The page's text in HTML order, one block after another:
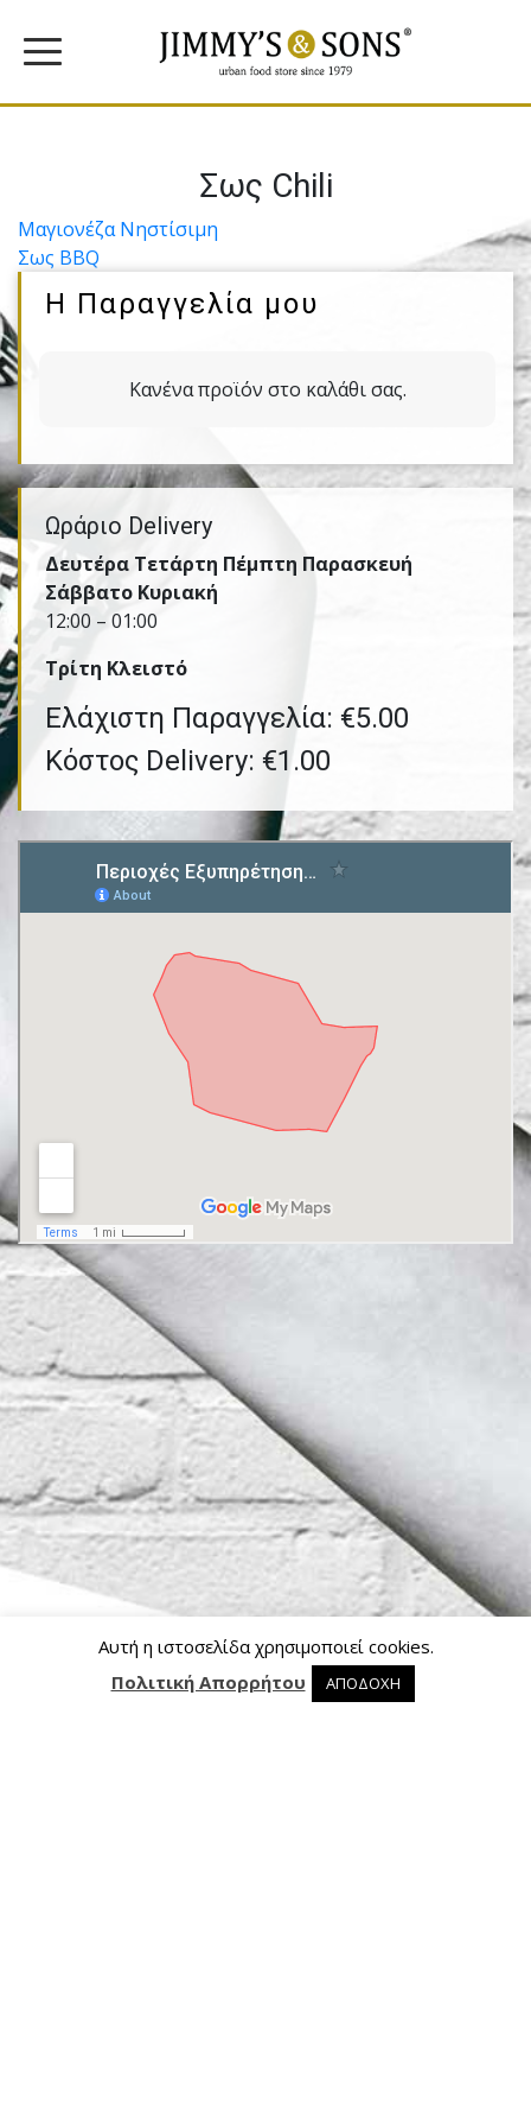
0 0 προϊόντα στο καλάθι
Σως Chili
Πλοήγηση
άρθρων
Μαγιονέζα Νηστίσιμη
Σως BBQ
Η Παραγγελία μου
Κανένα προϊόν στο καλάθι σας.
Ωράριο Delivery
Δευτέρα Τετάρτη Πέμπτη Παρασκευή
Σάββατο Κυριακή
12:00 – 01:00
Τρίτη Kλειστό
Ελάχιστη Παραγγελία: €5.00
Κόστος Delivery: €1.00
Αυτή η ιστοσελίδα χρησιμοποιεί cookies.
Πολιτική Απορρήτου
ΑΠΟΔΟΧΗ